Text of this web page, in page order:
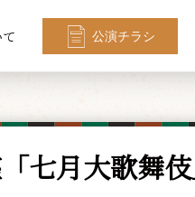
公演チラシ
七月大歌舞